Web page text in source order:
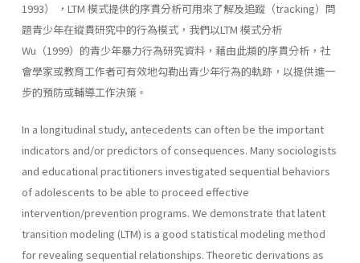
1993） ，LTM 模式提供的序貫分析可用來了解及追蹤（tracking）問
題青少年在縱貫研究中的行為模式，我們以LTM 模式分析
Wu（1999）的青少年暴力行為研究資料，藉由此類的序貫分析，社
會學家或教育工作者可有效地勾勒出青少年行為的軌跡，以提供進一
步的預防或輔導工作決策。
In a longitudinal study, antecedents can often be the important
indicators and/or predictors of consequences. Many sociologists
and educational practitioners investigated sequential behaviors
of adolescents to be able to proceed effective
intervention/prevention programs. We demonstrate that latent
transition modeling (LTM) is a good statistical modeling method
for revealing sequential relationships. Theoretic derivations as